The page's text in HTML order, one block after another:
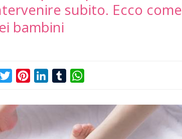
subito. Ecco come
bambini
TwitterPinterestLinkedInTumblr